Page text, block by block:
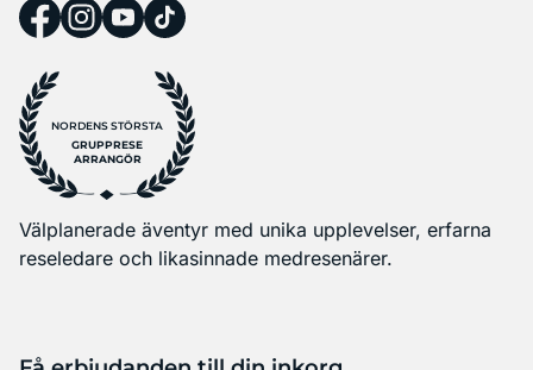
NORDENS STÖRSTA
GRUPPRESE
ARRANGÖR
Välplanerade äventyr med unika upplevelser, erfarna
reseledare och likasinnade medresenärer.